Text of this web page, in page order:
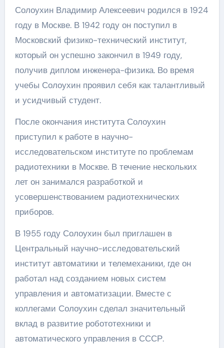
Солоухин Владимир Алексеевич родился в 1924
году в Москве. В 1942 году он поступил в
Московский физико-технический институт,
который он успешно закончил в 1949 году,
получив диплом инженера-физика. Во время
учебы Солоухин проявил себя как талантливый
и усидчивый студент.
После окончания института Солоухин
приступил к работе в научно-
исследовательском институте по проблемам
радиотехники в Москве. В течение нескольких
лет он занимался разработкой и
усовершенствованием радиотехнических
приборов.
В 1955 году Солоухин был приглашен в
Центральный научно-исследовательский
институт автоматики и телемеханики, где он
работал над созданием новых систем
управления и автоматизации. Вместе с
коллегами Солоухин сделал значительный
вклад в развитие робототехники и
автоматического управления в СССР.